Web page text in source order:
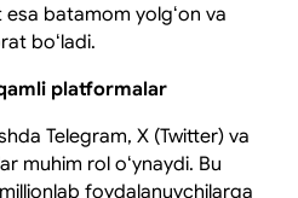
esa batamom yolgʻon va
boʻladi.
platformalar
Telegram, X (Twitter) va
muhim rol oʻynaydi. Bu
foydalanuvchilarga